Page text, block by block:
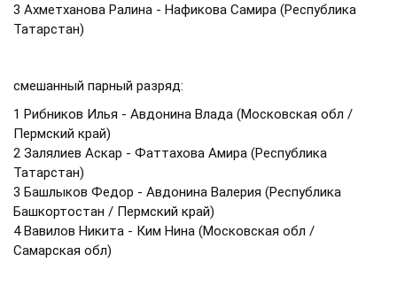
3 Ахметханова Ралина - Нафикова Самира (Республика
Татарстан)
смешанный парный разряд:
1 Рибников Илья - Авдонина Влада (Московская обл /
Пермский край)
2 Залялиев Аскар - Фаттахова Амира (Республика
Татарстан)
3 Башлыков Федор - Авдонина Валерия (Республика
Башкортостан / Пермский край)
4 Вавилов Никита - Ким Нина (Московская обл /
Самарская обл)